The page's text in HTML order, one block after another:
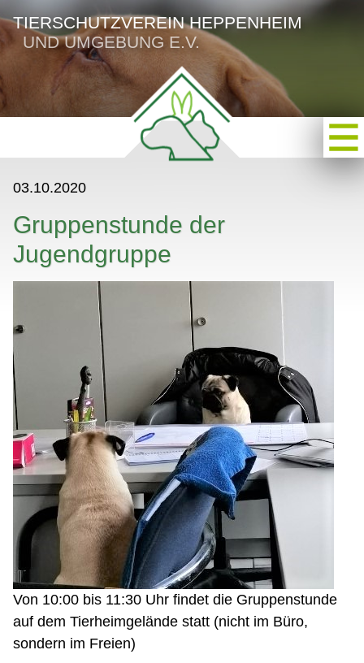
TIERSCHUTZVEREIN HEPPENHEIM
UND UMGEBUNG E.V.
03.10.2020
Gruppenstunde der
Jugendgruppe
Von 10:00 bis 11:30 Uhr findet die Gruppenstunde
auf dem Tierheimgelände statt (nicht im Büro,
sondern im Freien)